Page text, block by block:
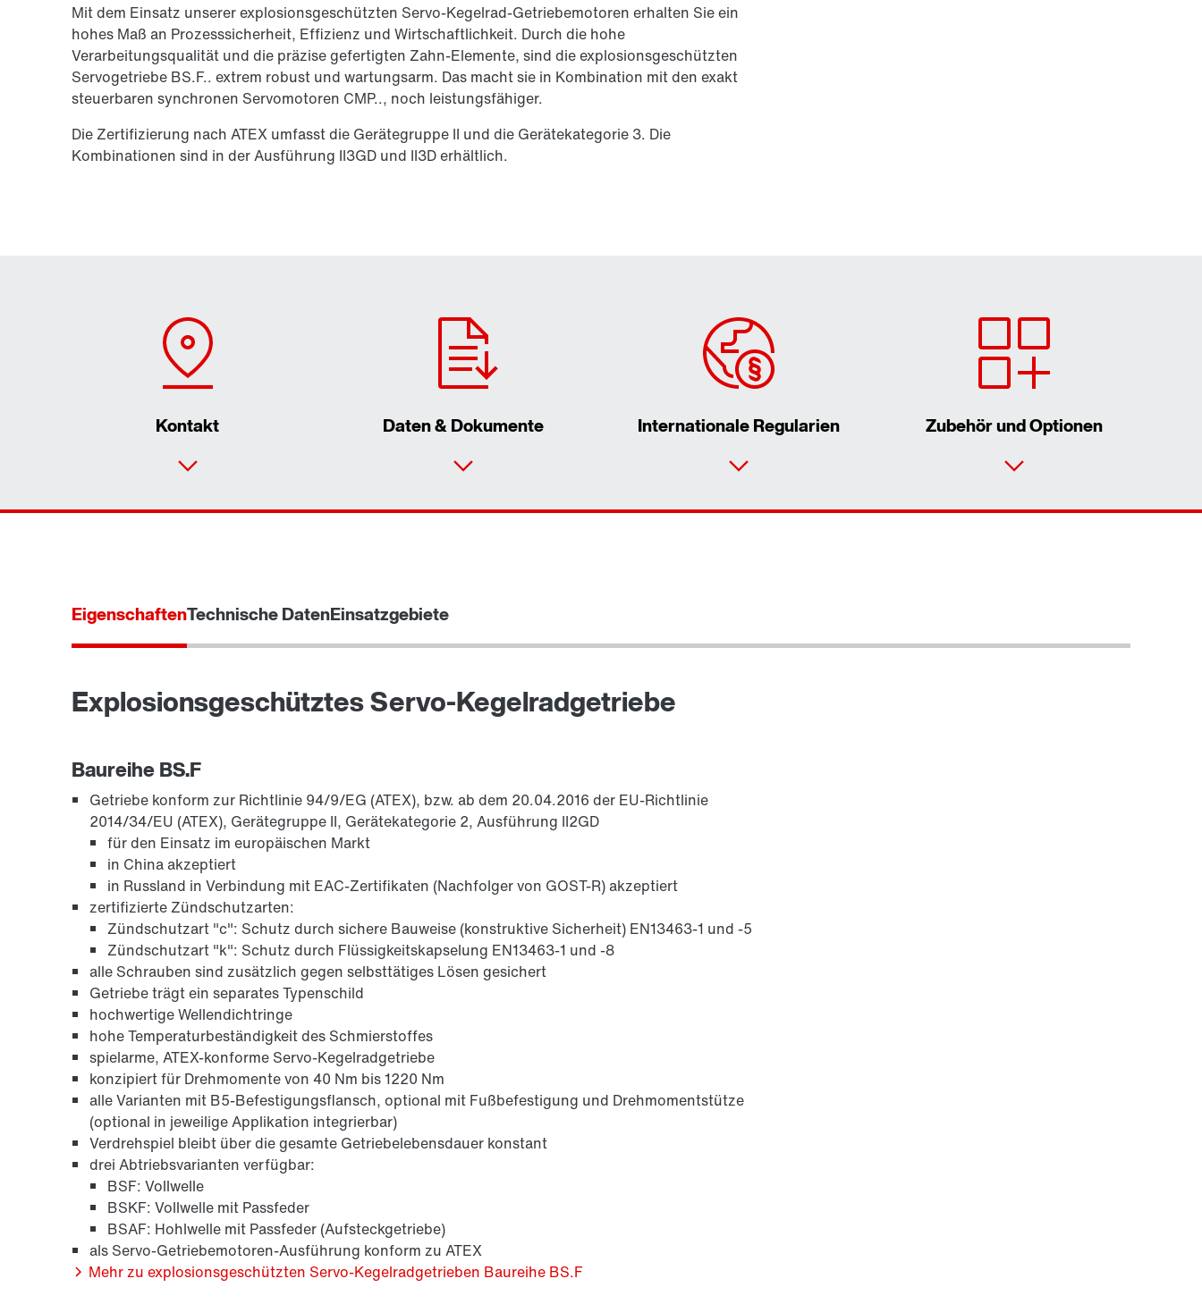
Mit dem Einsatz unserer explosionsgeschützten Servo-Kegelrad-Getriebemotoren erhalten Sie ein
hohes Maß an Prozesssicherheit, Effizienz und Wirtschaftlichkeit. Durch die hohe
Verarbeitungsqualität und die präzise gefertigten Zahn-Elemente, sind die explosionsgeschützten
Servogetriebe BS.F.. extrem robust und wartungsarm. Das macht sie in Kombination mit den exakt
steuerbaren synchronen Servomotoren CMP.., noch leistungsfähiger.
Die Zertifizierung nach ATEX umfasst die Gerätegruppe II und die Gerätekategorie 3. Die
Kombinationen sind in der Ausführung II3GD und II3D erhältlich.
Kontakt Daten & Dokumente Internationale Regularien Zubehör und Optionen
EigenschaftenTechnische DatenEinsatzgebiete
Explosionsgeschütztes Servo-Kegelradgetriebe
Baureihe BS.F
Getriebe konform zur Richtlinie 94/9/EG (ATEX), bzw. ab dem 20.04.2016 der EU-Richtlinie
2014/34/EU (ATEX), Gerätegruppe II, Gerätekategorie 2, Ausführung II2GD
für den Einsatz im europäischen Markt
in China akzeptiert
in Russland in Verbindung mit EAC-Zertifikaten (Nachfolger von GOST-R) akzeptiert
zertifizierte Zündschutzarten:
Zündschutzart "c": Schutz durch sichere Bauweise (konstruktive Sicherheit) EN13463-1 und -5
Zündschutzart "k": Schutz durch Flüssigkeitskapselung EN13463-1 und -8
alle Schrauben sind zusätzlich gegen selbsttätiges Lösen gesichert
Getriebe trägt ein separates Typenschild
hochwertige Wellendichtringe
hohe Temperaturbeständigkeit des Schmierstoffes
spielarme, ATEX-konforme Servo-Kegelradgetriebe
konzipiert für Drehmomente von 40 Nm bis 1220 Nm
alle Varianten mit B5-Befestigungsflansch, optional mit Fußbefestigung und Drehmomentstütze
(optional in jeweilige Applikation integrierbar)
Verdrehspiel bleibt über die gesamte Getriebelebensdauer konstant
drei Abtriebsvarianten verfügbar:
BSF: Vollwelle
BSKF: Vollwelle mit Passfeder
BSAF: Hohlwelle mit Passfeder (Aufsteckgetriebe)
als Servo-Getriebemotoren-Ausführung konform zu ATEX
Mehr zu explosionsgeschützten Servo-Kegelradgetrieben Baureihe BS.F